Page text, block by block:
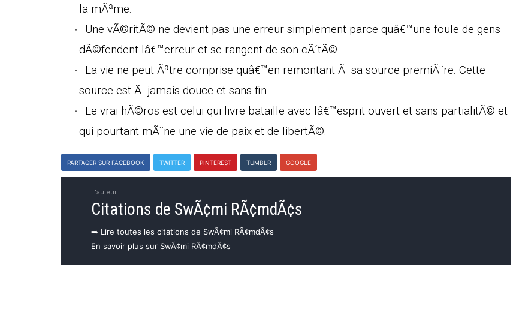
la mÃªme.
Une vÃ©ritÃ© ne devient pas une erreur simplement parce quâ€™une foule de gens
dÃ©fendent lâ€™erreur et se rangent de son cÃ´tÃ©.
La vie ne peut Ãªtre comprise quâ€™en remontant Ã sa source premiÃ¨re. Cette
source est Ã jamais douce et sans fin.
Le vrai hÃ©ros est celui qui livre bataille avec lâ€™esprit ouvert et sans partialitÃ© et
qui pourtant mÃ¨ne une vie de paix et de libertÃ©.
PARTAGER SUR FACEBOOK TWITTER PINTEREST TUMBLR GOOGLE
L'auteur
Citations de SwÃ¢mi RÃ¢mdÃ¢s
➡️ Lire toutes les citations de SwÃ¢mi RÃ¢mdÃ¢s
En savoir plus sur SwÃ¢mi RÃ¢mdÃ¢s